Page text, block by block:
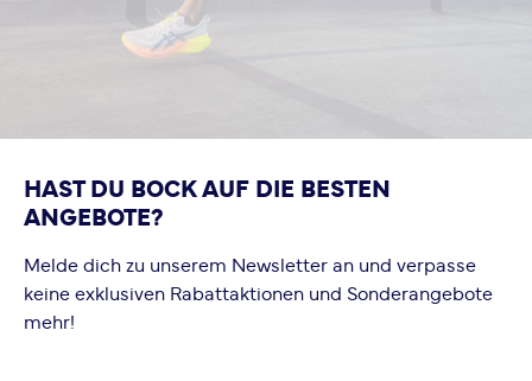
HAST DU BOCK AUF DIE BESTEN
ANGEBOTE?
Melde dich zu unserem Newsletter an und verpasse
keine exklusiven Rabattaktionen und Sonderangebote
mehr!